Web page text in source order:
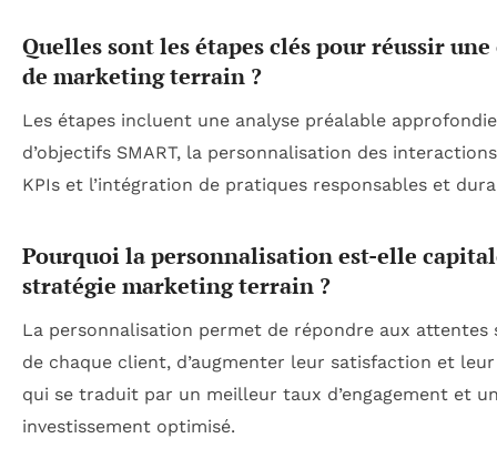
Quelles sont les étapes clés pour réussir une
de marketing terrain ?
Les étapes incluent une analyse préalable
d’objectifs SMART, la personnalisation des
KPIs et l’intégration de pratiques responsables et
Pourquoi la personnalisation est-elle
stratégie marketing terrain ?
La personnalisation permet de répondre aux attentes
de chaque client, d’augmenter leur satisfaction et
qui se traduit par un meilleur taux d’engagement et
investissement optimisé.